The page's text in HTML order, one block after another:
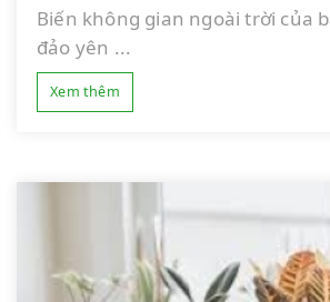
Biến không gian ngoài trời của
đảo yên ...
Xem thêm